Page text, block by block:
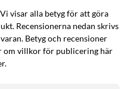
visar alla betyg för att göra
Recensionerna nedan skrivs
Betyg och recensioner
om villkor för publicering här